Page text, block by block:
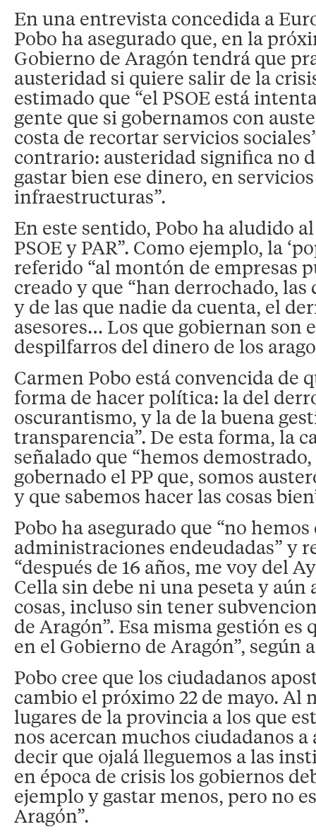
En una entrevista concedida a
Pobo ha asegurado que, en la
Gobierno de Aragón tendrá que
austeridad si quiere salir de la
estimado que “el PSOE está
gente que si gobernamos con
costa de recortar servicios
contrario: austeridad significa no
gastar bien ese dinero, en
infraestructuras”.
En este sentido, Pobo ha aludido
PSOE y PAR”. Como ejemplo, la
referido “al montón de empresas
creado y que “han derrochado, las
y de las que nadie da cuenta, el
asesores… Los que gobiernan son
despilfarros del dinero de los
Carmen Pobo está convencida de
forma de hacer política: la del
oscurantismo, y la de la buena
transparencia”. De esta forma, la
señalado que “hemos
gobernado el PP que, somos
y que sabemos hacer las cosas
Pobo ha asegurado que “no
administraciones endeudadas” y
“después de 16 años, me voy del
Cella sin debe ni una peseta y aún
cosas, incluso sin tener
de Aragón”. Esa misma gestión es
en el Gobierno de Aragón”, según
Pobo cree que los ciudadanos
cambio el próximo 22 de mayo. Al
lugares de la provincia a los que
nos acercan muchos ciudadanos
decir que ojalá lleguemos a las
en época de crisis los gobiernos
ejemplo y gastar menos, pero no
Aragón”.